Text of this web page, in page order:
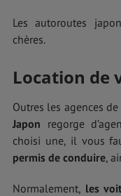
Les autoroutes
chères.
Location de
Outres les agences
Japon regorge
choisi une, il vous
permis de conduire,
Normalement, les